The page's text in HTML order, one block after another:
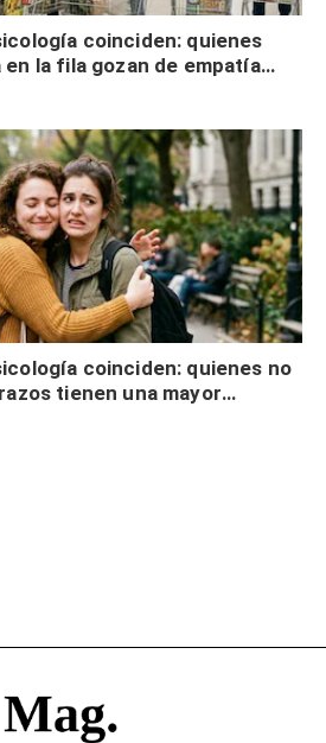
coinciden: quienes
en la fila gozan de empatía
no solo tienen autocontrol
coinciden: quienes no
tienen una mayor
físicos y no es por